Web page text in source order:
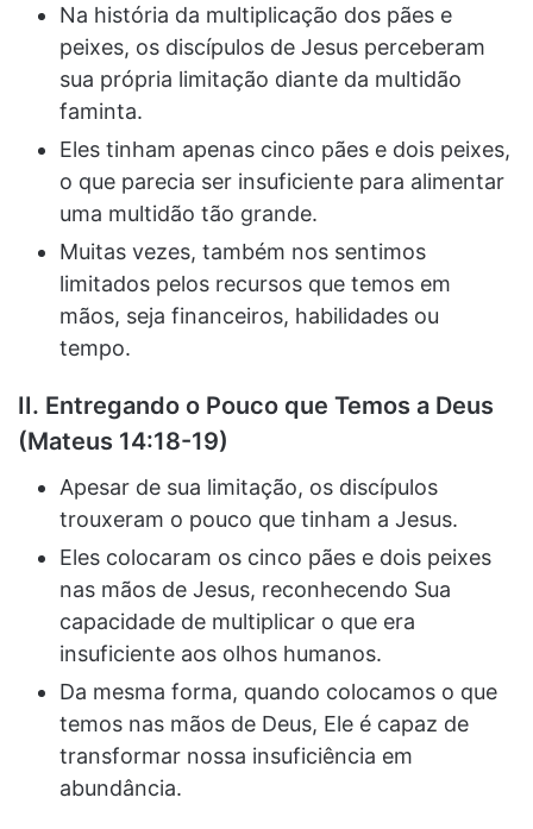
Na história da multiplicação dos pães e
peixes, os discípulos de Jesus perceberam
sua própria limitação diante da multidão
faminta.
Eles tinham apenas cinco pães e dois peixes,
o que parecia ser insuficiente para alimentar
uma multidão tão grande.
Muitas vezes, também nos sentimos
limitados pelos recursos que temos em
mãos, seja financeiros, habilidades ou
tempo.
II. Entregando o Pouco que Temos a Deus
(Mateus 14:18-19)
Apesar de sua limitação, os discípulos
trouxeram o pouco que tinham a Jesus.
Eles colocaram os cinco pães e dois peixes
nas mãos de Jesus, reconhecendo Sua
capacidade de multiplicar o que era
insuficiente aos olhos humanos.
Da mesma forma, quando colocamos o que
temos nas mãos de Deus, Ele é capaz de
transformar nossa insuficiência em
abundância.